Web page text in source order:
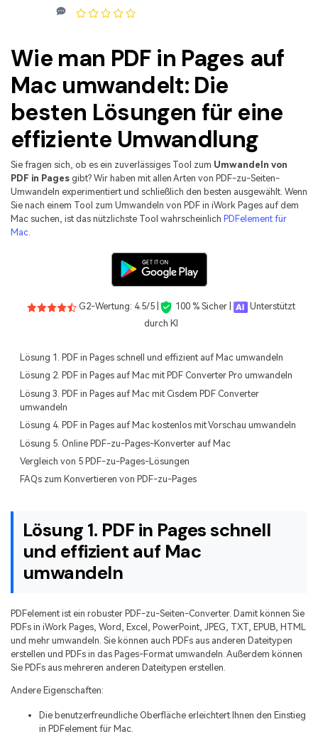
PDF OCR
PDF freigeben
eSign PDFs rechtmäßig Neu
Branchen
Bildung
IT-Dienstleistung
Rechtliches
Veröffentlichung
Alle PDF-Funktionen
Benutzerhandbuch
PDFelement für Windows
PDFelement für Mac
PDFelement für iOS
PDFelement für Android
Mehr erfahren
Bewertungen
Kostenlose PDF-Vorlagen
Bearbeiten, Drucken und Anpassen von kostenlosen Vorlagen.
PDF-Wissen
Download-Zentrum
Laden Sie die leistungsstärksten und einfachsten PDF-Tools
Wie man PDF in Pages auf
Mac umwandelt: Die
besten Lösungen für eine
effiziente Umwandlung
Sie fragen sich, ob es ein zuverlässiges Tool zum Umwandeln von
PDF in Pages gibt? Wir haben mit allen Arten von PDF-zu-Seiten-
Umwandeln experimentiert und schließlich den besten ausgewählt. Wenn
Sie nach einem Tool zum Umwandeln von PDF in iWork Pages auf dem
Mac suchen, ist das nützlichste Tool wahrscheinlich PDFelement für
Mac.
G2-Wertung: 4.5/5 | 100 % Sicher |
Unterstützt
durch KI
Lösung 1. PDF in Pages schnell und effizient auf Mac umwandeln
Lösung 2. PDF in Pages auf Mac mit PDF Converter Pro umwandeln
Lösung 3. PDF in Pages auf Mac mit Cisdem PDF Converter
umwandeln
Lösung 4. PDF in Pages auf Mac kostenlos mit Vorschau umwandeln
Lösung 5. Online PDF-zu-Pages-Konverter auf Mac
Vergleich von 5 PDF-zu-Pages-Lösungen
FAQs zum Konvertieren von PDF-zu-Pages
Lösung 1. PDF in Pages schnell
und effizient auf Mac
umwandeln
PDFelement ist ein robuster PDF-zu-Seiten-Converter. Damit können Sie
PDFs in iWork Pages, Word, Excel, PowerPoint, JPEG, TXT, EPUB, HTML
und mehr umwandeln. Sie können auch PDFs aus anderen Dateitypen
erstellen und PDFs in das Pages-Format umwandeln. Außerdem können
Sie PDFs aus mehreren anderen Dateitypen erstellen.
Andere Eigenschaften:
Die benutzerfreundliche Oberfläche erleichtert Ihnen den Einstieg
in PDFelement für Mac.